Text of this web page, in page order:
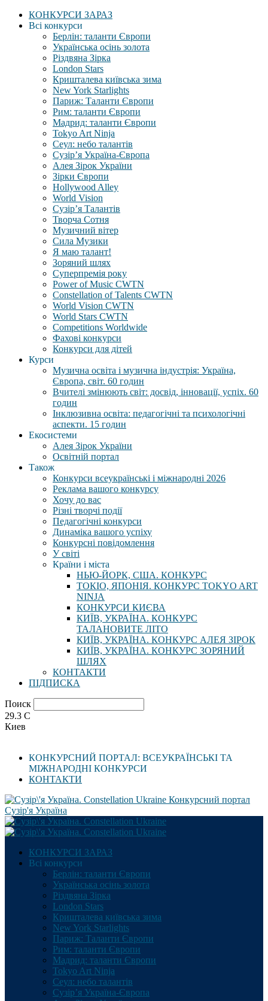
КОНКУРСИ ЗАРАЗ
Всі конкурси
Берлін: таланти Європи
Українська осінь золота
Різдвяна Зірка
London Stars
Кришталева київська зима
New York Starlights
Париж: Таланти Європи
Рим: таланти Європи
Мадрид: таланти Європи
Tokyo Art Ninja
Сеул: небо талантів
Сузір’я Україна-Європа
Алея Зірок України
Зірки Європи
Hollywood Alley
World Vision
Сузір’я Талантів
Творча Сотня
Музичний вітер
Сила Музики
Я маю талант!
Зоряний шлях
Суперпремія року
Power of Music CWTN
Constellation of Talents CWTN
World Vision CWTN
World Stars CWTN
Competitions Worldwide
Фахові конкурси
Конкурси для дітей
Курси
Музична освіта і музична індустрія: Україна,
Європа, світ. 60 годин
Вчителі змінюють світ: досвід, інновації, успіх. 60
годин
Інклюзивна освіта: педагогічні та психологічні
аспекти. 15 годин
Екосистеми
Алея Зірок України
Освітній портал
Також
Конкурси всеукраїнські і міжнародні 2026
Реклама вашого конкурсу
Хочу до вас
Різні творчі події
Педагогічні конкурси
Динаміка вашого успіху
Конкурсні повідомлення
У світі
Країни і міста
НЬЮ-ЙОРК, США. КОНКУРС
ТОКІО, ЯПОНІЯ. КОНКУРС TOKYO ART
NINJA
КОНКУРСИ КИЄВА
КИЇВ, УКРАЇНА. КОНКУРС
ТАЛАНОВИТЕ ЛІТО
КИЇВ, УКРАЇНА. КОНКУРС АЛЕЯ ЗІРОК
КИЇВ, УКРАЇНА. КОНКУРС ЗОРЯНИЙ
ШЛЯХ
КОНТАКТИ
ПІДПИСКА
Поиск
29.3 C
Киев
КОНКУРСНИЙ ПОРТАЛ: ВСЕУКРАЇНСЬКІ ТА
МІЖНАРОДНІ КОНКУРСИ
КОНТАКТИ
Конкурсний портал
Сузір'я Україна
КОНКУРСИ ЗАРАЗ
Всі конкурси
Берлін: таланти Європи
Українська осінь золота
Різдвяна Зірка
London Stars
Кришталева київська зима
New York Starlights
Париж: Таланти Європи
Рим: таланти Європи
Мадрид: таланти Європи
Tokyo Art Ninja
Сеул: небо талантів
Сузір’я Україна-Європа